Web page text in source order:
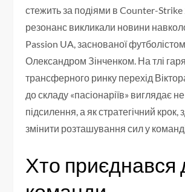
стежить за подіями в Counter-
резонанс викликали новини навколо
Passion UA, заснованої футболістом
Олександром Зінченком. На тлі
трансферного ринку перехід
до складу «пасіонаріїв» виглядає
підсилення, а як стратегічний крок,
змінити розташування сил у
Хто приєднався